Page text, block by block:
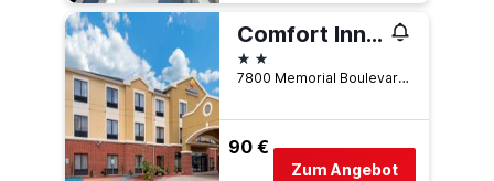
Comfort Inn & Suites Port Arthur
2 Sterne
7800 Memorial Boulevard, Port Arthur, TX, USA
90 €
Zum Angebot